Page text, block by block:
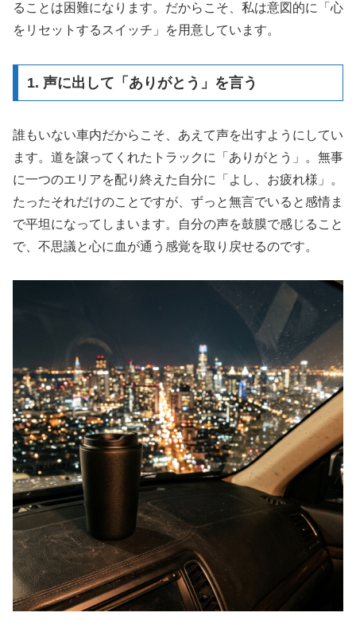
ることは困難になります。だからこそ、私は意図的に「心
をリセットするスイッチ」を用意しています。
1. 声に出して「ありがとう」を言う
誰もいない車内だからこそ、あえて声を出すようにしてい
ます。道を譲ってくれたトラックに「ありがとう」。無事
に一つのエリアを配り終えた自分に「よし、お疲れ様」。
たったそれだけのことですが、ずっと無言でいると感情ま
で平坦になってしまいます。自分の声を鼓膜で感じること
で、不思議と心に血が通う感覚を取り戻せるのです。